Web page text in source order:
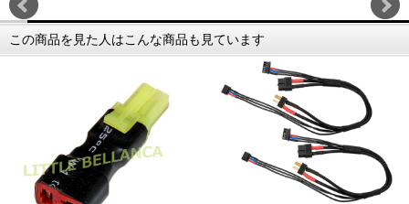
この商品を見た人はこんな商品も見ています